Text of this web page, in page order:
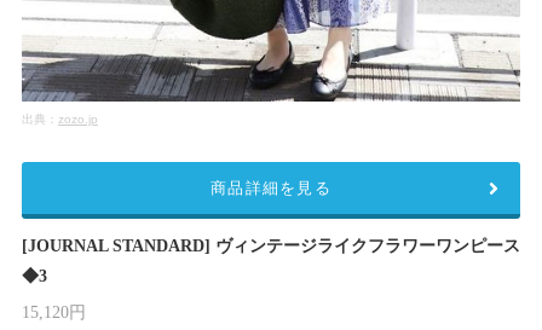
出典： zozo.jp
[JOURNAL STANDARD] ヴィンテージライクフラワーワンピース
◆3
15,120円
商品詳細を見る